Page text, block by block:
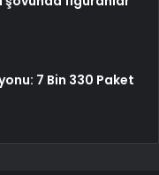
7 Bin 330 Paket